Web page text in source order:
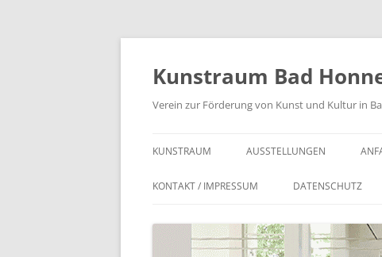
Zum
Kunstraum Bad
Verein zur Förderung von Kunst und Kultur in
KUNSTRAUM
TERMINE
SATZUNG
AUSSTELLUNGEN
2025
2023
KONTAKT / IMPRESSUM DATENSCHUTZ